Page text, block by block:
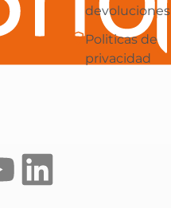
devoluciones
Politicas de
privacidad